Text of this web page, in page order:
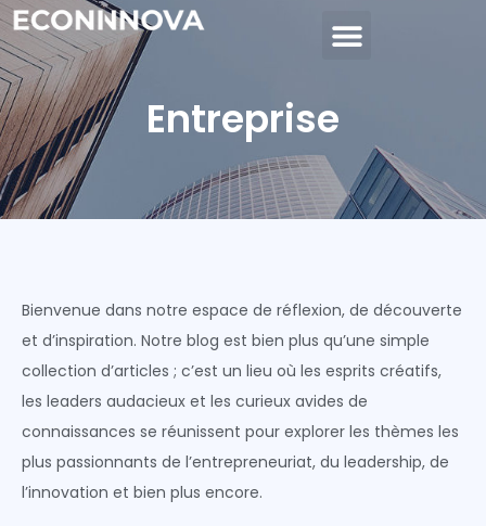
Entreprise
Bienvenue dans notre espace de réflexion, de découverte
et d’inspiration. Notre blog est bien plus qu’une simple
collection d’articles ; c’est un lieu où les esprits créatifs,
les leaders audacieux et les curieux avides de
connaissances se réunissent pour explorer les thèmes les
plus passionnants de l’entrepreneuriat, du leadership, de
l’innovation et bien plus encore.